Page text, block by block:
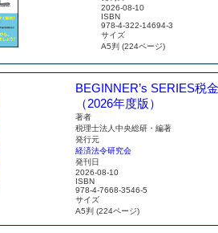
2026-08-10
ISBN
978-4-322-14694-3
サイズ
A5判 (224ページ)
BEGINNER’s SERIES税
（2026年度版）
著者
税理士法人中央総研・編著
発行元
経済法令研究会
発刊日
2026-08-10
ISBN
978-4-7668-3546-5
サイズ
A5判 (224ページ)